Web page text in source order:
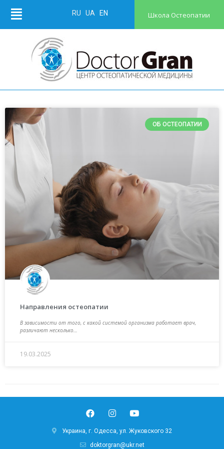
RU UA EN Школа Остеопатии
ОБ ОСТЕОПАТИИ
Направления остеопатии
В зависимости от того, с какой системой организма работает врач,
различают несколько…
19.03.2025
Украина, г. Одесса, ул. Жуковского 32
doktorgran@ukr.net